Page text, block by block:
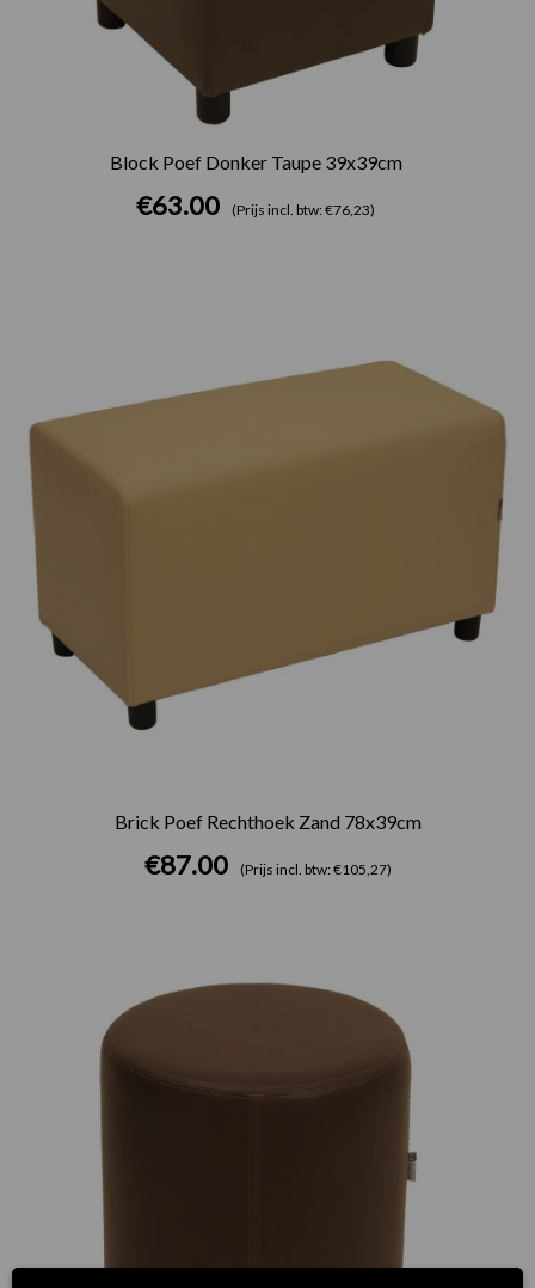
Block Poef Donker Taupe 39x39cm
€63.00 (Prijs incl. btw: €76,23)
Brick Poef Rechthoek Zand 78x39cm
€87.00 (Prijs incl. btw: €105,27)